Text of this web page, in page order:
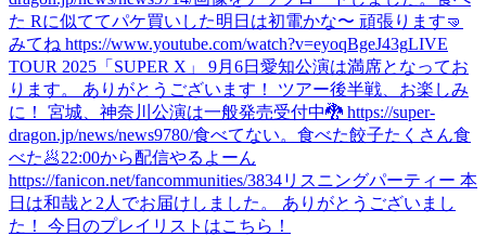
た Rに似ててパケ買いした明日は初電かな〜 頑張ります🤜
みてね https://www.youtube.com/watch?v=eyoqBgeJ43gLIVE
TOUR 2025「SUPER X」 9月6日愛知公演は満席となってお
ります。 ありがとうございます！ ツアー後半戦、お楽しみ
に！ 宮城、神奈川公演は一般発売受付中🐉 https://super-
dragon.jp/news/news9780/食べてない。 食べた餃子たくさん食
べた🥟22:00から配信やるよーん
https://fanicon.net/fancommunities/3834リスニングパーティー 本
日は和哉と2人でお届けしました。 ありがとうございまし
た！ 今日のプレイリストはこちら！